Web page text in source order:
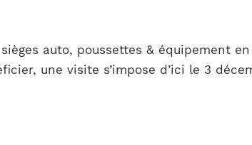
auto, poussettes & équipement
une visite s’impose d’ici le 3